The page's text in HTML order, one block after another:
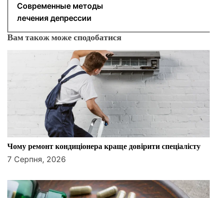
а
і
я
з
а
п
и
Современные методы
лечения депрессии
Вам також може сподобатися
Чому ремонт кондиціонера краще довірити спеціалісту
7 Серпня, 2026